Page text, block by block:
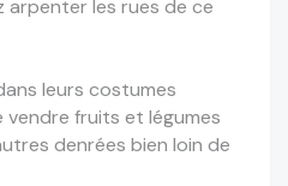
les rues de ce
leurs costumes
fruits et légumes
denrées bien loin de